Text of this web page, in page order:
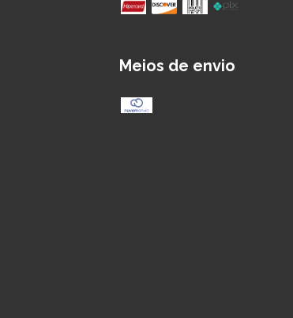
Meios de envio